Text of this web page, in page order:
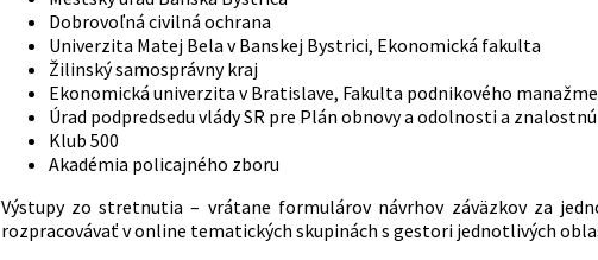
Dobrovoľná civilná ochrana
Univerzita Matej Bela v Banskej Bystrici, Ekonomická fakulta
Žilinský samosprávny kraj
Ekonomická univerzita v Bratislave, Fakulta podnikového
Úrad podpredsedu vlády SR pre Plán obnovy a odolnosti a
Klub 500
Akadémia policajného zboru
Výstupy zo stretnutia – vrátane formulárov návrhov záväzkov za
rozpracovávať v online tematických skupinách s gestori jednotlivých